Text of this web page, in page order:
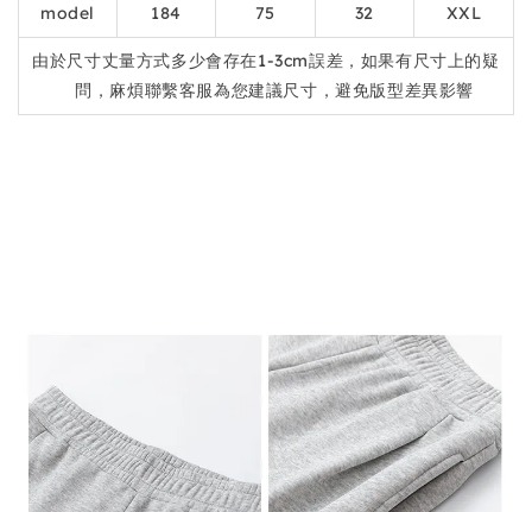
model 184 75 32 XXL
由於尺寸丈量方式多少會存在1-3cm誤差，如果有尺寸上的疑
問，麻煩聯繫客服為您建議尺寸，避免版型差異影響